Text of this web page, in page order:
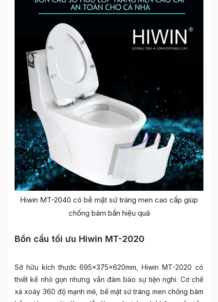
Hiwin MT-2040 có bề mặt sứ tráng men cao cấp giúp
chống bám bẩn hiệu quả
Bồn cầu tối ưu Hiwin MT-2020
Sở hữu kích thước 695x375x620mm, Hiwin MT-2020 có
thiết kế nhỏ gọn nhưng vẫn đảm bảo sự tiện nghi. Cơ chế
xả xoáy 360 độ mạnh mẽ, bề mặt sứ tráng men chống bám